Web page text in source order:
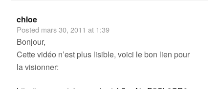
chloe
Posted mars 30, 2011 at 1:39
Bonjour,
Cette vidéo n’est plus lisible, voici le bon lien pour
la visionner: